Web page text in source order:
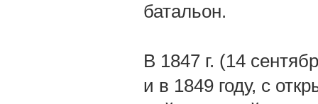
батальон.
В 1847 г. (14
и в 1849 году, с